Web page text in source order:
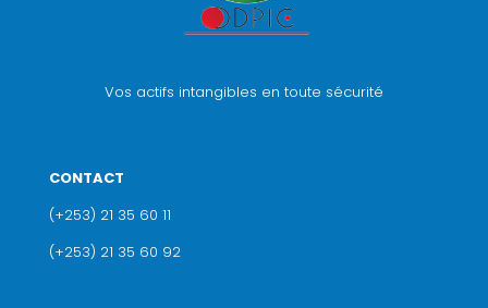
Vos actifs intangibles en toute sécurité
CONTACT
(+253) 21 35 60 11
(+253) 21 35 60 92